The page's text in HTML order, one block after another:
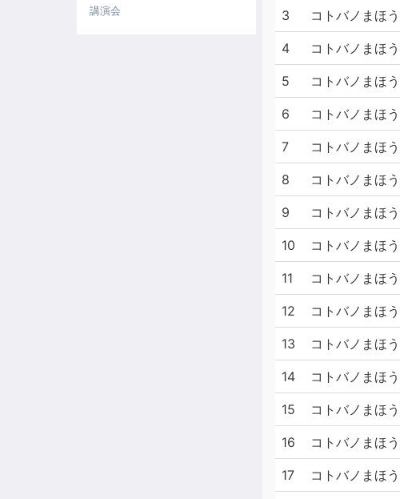
講演会
3 コトバノまほ
4 コトバノまほ
5 コトバノまほ
6 コトバノまほ
7 コトバノまほ
8 コトバノまほ
9 コトバノまほ
10 コトバノまほ
11 コトバノまほ
12 コトバノまほ
13 コトバノまほ
14 コトバノまほ
15 コトバノまほ
16 コトバノまほ
17 コトバノまほ